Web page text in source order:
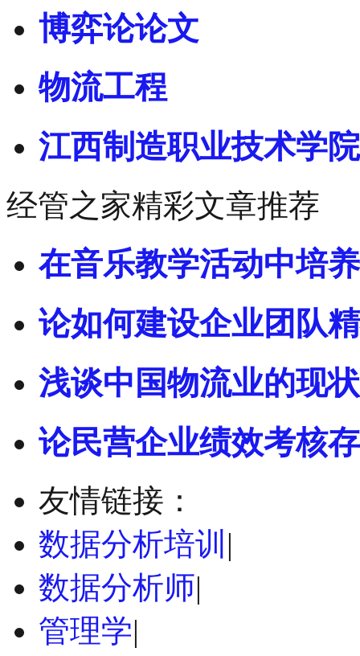
博弈论论文
物流工程
江西制造职业技术学院
经管之家精彩文章推荐
在音乐教学活动中培
论如何建设企业团队
浅谈中国物流业的现
论民营企业绩效考核
友情链接：
数据分析培训 |
数据分析师|
管理学|